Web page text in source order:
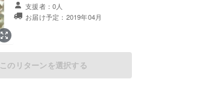
支援者：0人
お届け予定：2019年04月
このリターンを選択する